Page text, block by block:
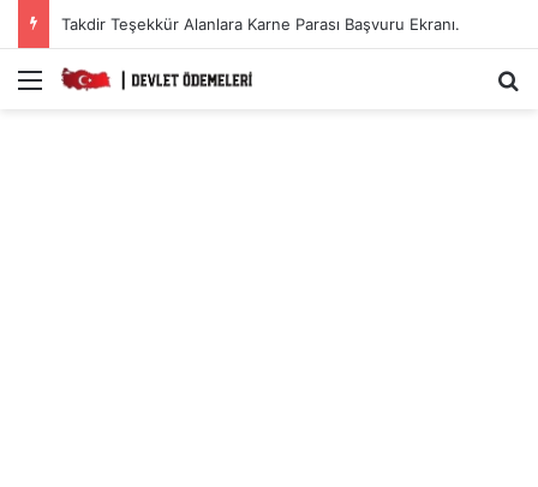
Takdir Teşekkür Alanlara Karne Parası Başvuru Ekranı.
Menü